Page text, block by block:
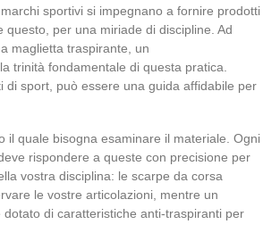
sportivi si impegnano a fornire prodotti
per una miriade di discipline. Ad
maglietta traspirante, un
trinità fondamentale di questa pratica.
sport, può essere una guida affidabile per
il quale bisogna esaminare il materiale. Ogni
rispondere a queste con precisione per
vostra disciplina: le scarpe da corsa
le vostre articolazioni, mentre un
di caratteristiche anti-traspiranti per